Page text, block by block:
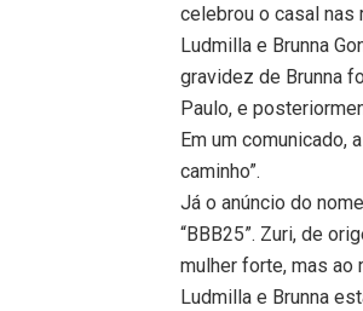
celebrou o casal nas
Ludmilla e Brunna
gravidez de Brunna
Paulo, e
Em um comunicado,
caminho”.
Já o anúncio do
“BBB25”. Zuri, de
mulher forte, mas ao
Ludmilla e Brunna